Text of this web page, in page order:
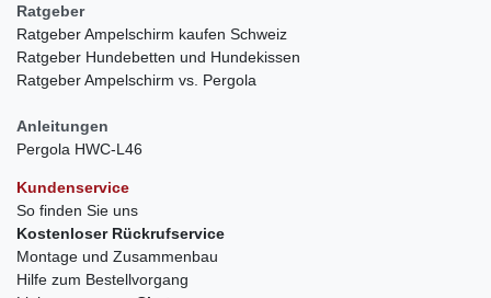
Ratgeber
Ratgeber Ampelschirm kaufen Schweiz
Ratgeber Hundebetten und Hundekissen
Ratgeber Ampelschirm vs. Pergola
Anleitungen
Pergola HWC-L46
Kundenservice
So finden Sie uns
Kostenloser Rückrufservice
Montage und Zusammenbau
Hilfe zum Bestellvorgang